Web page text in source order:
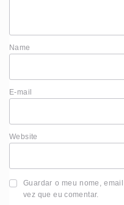
E-
Website
Guardar o meu nome,
vez que eu comentar.